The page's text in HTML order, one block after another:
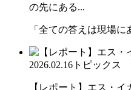
の先にある...
「全ての答えは現場に
2026.02.16 トピックス
【レポート】エス・イ